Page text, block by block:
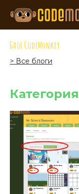
Блог CodeMonkey
> Все блоги